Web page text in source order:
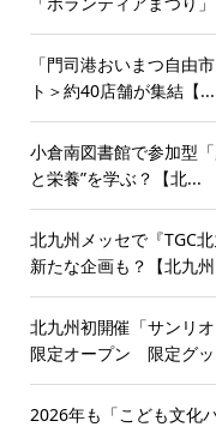
「門司港おいまつ自由
ト＞約40店舗が集結【...
小倉南図書館で参加型
と栄養”を学ぶ？【北...
北九州メッセで『TGC
新たな企画も？【北九
北九州初開催「サンリ
限定オープン 限定グ
2026年も「こども文化